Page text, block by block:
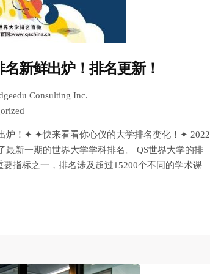
新鲜出炉！排名更新！
Consulting Inc.
炉！✦ ✦快来看看你心仪的大学排名变化！✦ 2022
最新一期的世界大学学科排名。 QS世界大学的排
指标之一，排名涉及超过15200个不同的学术课